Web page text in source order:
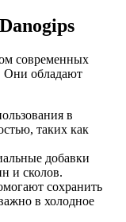
современных
Они обладают
в
таких как
добавки
и сколов.
сохранить
в холодное